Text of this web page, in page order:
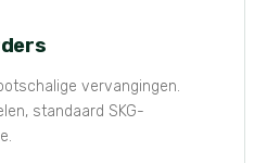
vervangingen.
standaard SKG-